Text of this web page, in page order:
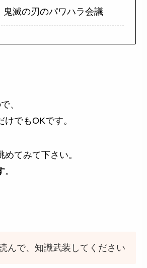
鬼滅の刃のパワハラ会議
、
でもOKです。
めてみて下さい。
。
んで、知識武装してください